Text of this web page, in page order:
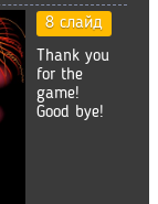
8 слайд
Thank you
for the
game!
Good bye!